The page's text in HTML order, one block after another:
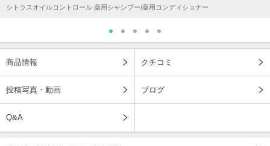
シトラスオイルコントロール 薬用シャンプー/薬用コンディショナー
商品情報 クチコミ
投稿写真・動画 ブログ
Q&A